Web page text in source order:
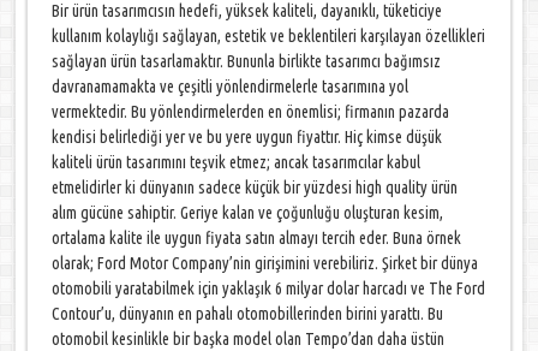
Bir ürün tasarımcısın hedefi, yüksek kaliteli, dayanıklı, tüketiciye
kullanım kolaylığı sağlayan, estetik ve beklentileri karşılayan özellikleri
sağlayan ürün tasarlamaktır. Bununla birlikte tasarımcı bağımsız
davranamamakta ve çeşitli yönlendirmelerle tasarımına yol
vermektedir. Bu yönlendirmelerden en önemlisi; firmanın pazarda
kendisi belirlediği yer ve bu yere uygun fiyattır. Hiç kimse düşük
kaliteli ürün tasarımını teşvik etmez; ancak tasarımcılar kabul
etmelidirler ki dünyanın sadece küçük bir yüzdesi high quality ürün
alım gücüne sahiptir. Geriye kalan ve çoğunluğu oluşturan kesim,
ortalama kalite ile uygun fiyata satın almayı tercih eder. Buna örnek
olarak; Ford Motor Company’nin girişimini verebiliriz. Şirket bir dünya
otomobili yaratabilmek için yaklaşık 6 milyar dolar harcadı ve The Ford
Contour’u, dünyanın en pahalı otomobillerinden birini yarattı. Bu
otomobil kesinlikle bir başka model olan Tempo’dan daha üstün